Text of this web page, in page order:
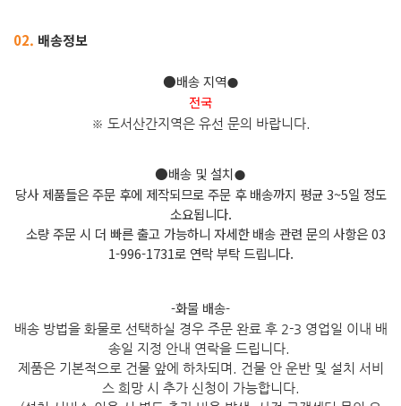
02. 배송정보
●배송 지역●
전국
※ 도서산간지역은 유선 문의 바랍니다.
●배송 및 설치●
당사 제품들은 주문 후에 제작되므로 주문 후 배송까지 평균 3~5일 정도
소요됩니다.
소량 주문 시 더 빠른 출고 가능하니 자세한 배송 관련 문의 사항은 03
1-996-1731로 연락 부탁 드립니다.
-화물 배송-
배송 방법을 화물로 선택하실 경우 주문 완료 후 2-3 영업일 이내 배
송일 지정 안내 연락을 드립니다.
제품은 기본적으로 건물 앞에 하차되며. 건물 안 운반 및 설치 서비
스 희망 시 추가 신청이 가능합니다.